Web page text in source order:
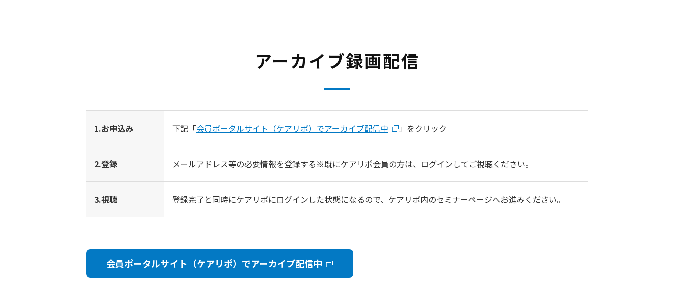
アーカイブ録画配信
1.お申込み 下記「会員ポータルサイト（ケアリポ）でアーカイブ配信中 」をクリック
2.登録 メールアドレス等の必要情報を登録する※既にケアリポ会員の方は、ログインしてご視聴ください。
3.視聴 登録完了と同時にケアリポにログインした状態になるので、ケアリポ内のセミナーページへお進みください。
会員ポータルサイト（ケアリポ）でアーカイブ配信中